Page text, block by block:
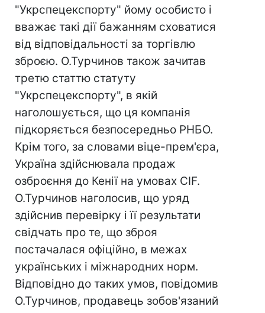
"Укрспецекспорту" йому особисто і
вважає такі дії бажанням сховатися
від відповідальності за торгівлю
зброєю. О.Турчинов також зачитав
третю статтю статуту
"Укрспецекспорту", в якій
наголошується, що ця компанія
підкоряється безпосередньо РНБО.
Крім того, за словами віце-прем'єра,
Україна здійснювала продаж
озброєння до Кенії на умовах CIF.
О.Турчинов наголосив, що уряд
здійснив перевірку і її результати
свідчать про те, що зброя
постачалася офіційно, в межах
українських і міжнародних норм.
Відповідно до таких умов, повідомив
О.Турчинов, продавець зобов'язаний